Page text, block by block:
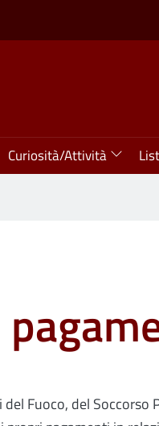
Curiosità/Attività
Fuoco, del Soccorso